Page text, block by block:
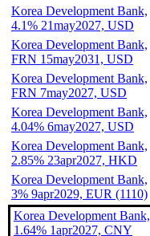
Korea Development Bank,
4.1% 21may2027, USD
Korea Development Bank,
FRN 15may2031, USD
Korea Development Bank,
FRN 7may2027, USD
Korea Development Bank,
4.04% 6may2027, USD
Korea Development Bank,
2.85% 23apr2027, HKD
Korea Development Bank,
3% 9apr2029, EUR (1110)
Korea Development Bank,
1.64% 1apr2027, CNY